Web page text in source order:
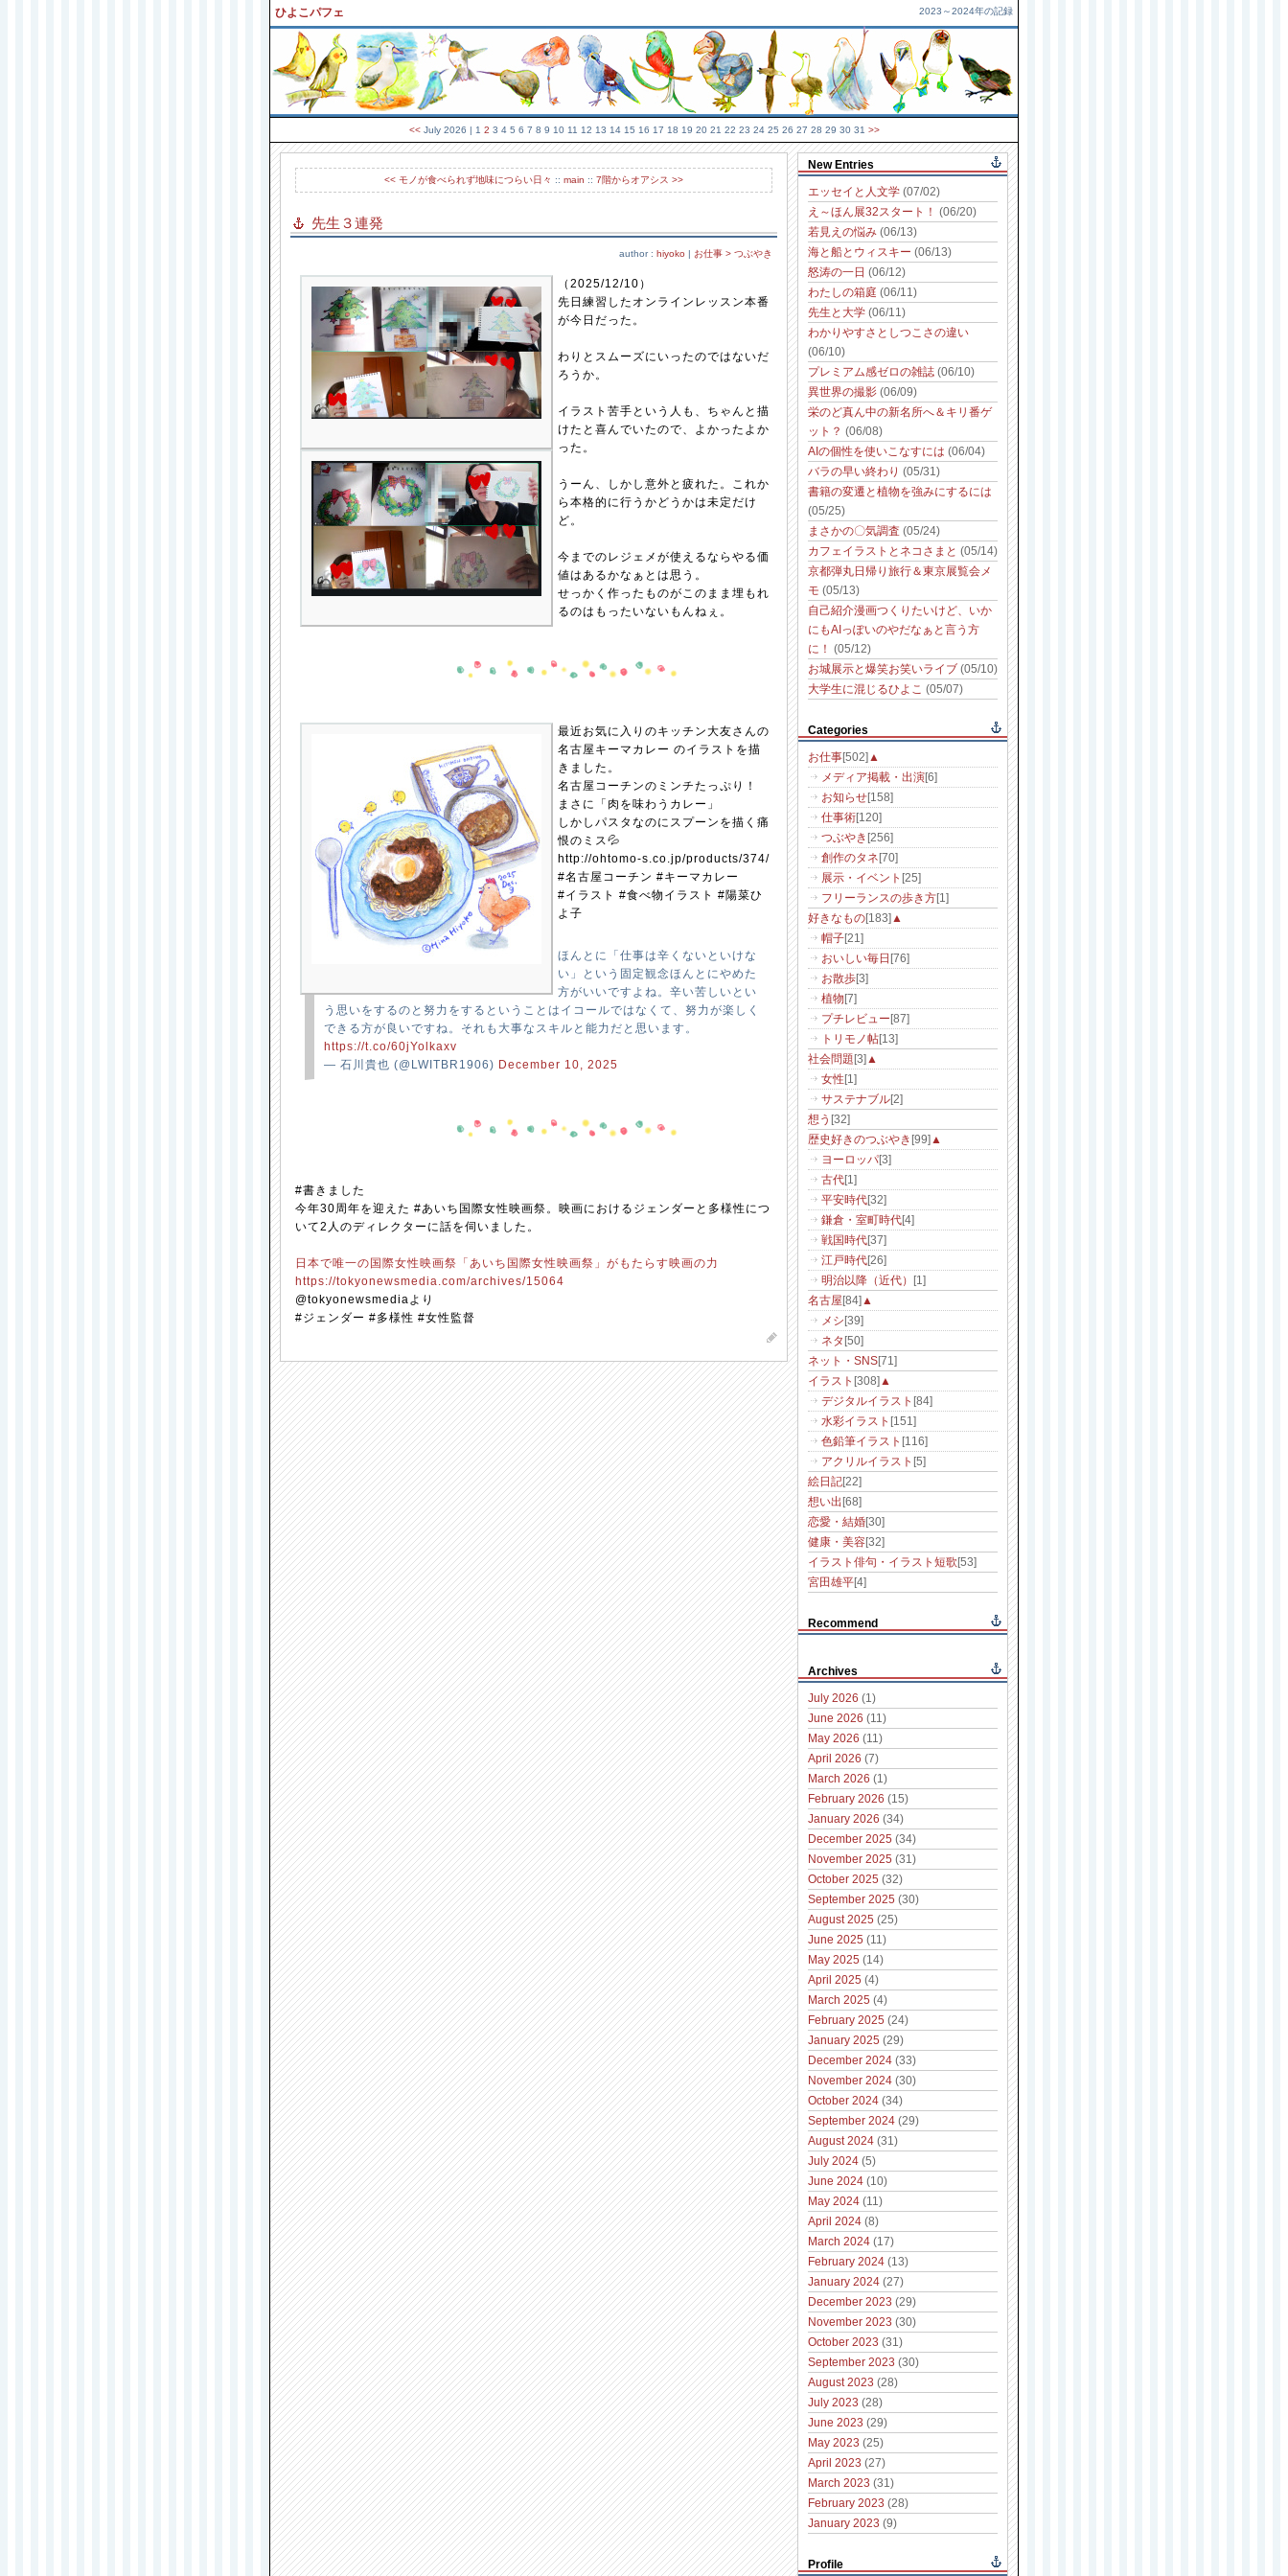
ひよこパフェ 2023～2024年の記録
<< July 2026 | 1 2 3 4 5 6 7 8 9 10 11 12 13 14 15 16 17 18 19 20 21 22 23 24 25 26 27 28 29 30 31 >>
<< モノが食べられず地味につらい日々 :: main :: 7階からオアシス >>
先生３連発
author : hiyoko | お仕事 > つぶやき
（2025/12/10）
先日練習したオンラインレッスン本番
が今日だった。
わりとスムーズにいったのではないだ
ろうか。
イラスト苦手という人も、ちゃんと描
けたと喜んでいたので、よかったよか
った。
うーん、しかし意外と疲れた。これか
ら本格的に行うかどうかは未定だけ
ど。
今までのレジェメが使えるならやる価
値はあるかなぁとは思う。
せっかく作ったものがこのまま埋もれ
るのはもったいないもんねぇ。
最近お気に入りのキッチン大友さんの
名古屋キーマカレー のイラストを描
きました。
名古屋コーチンのミンチたっぷり！
まさに「肉を味わうカレー」
しかしパスタなのにスプーンを描く痛
恨のミス💦
http://ohtomo-s.co.jp/products/374/
#名古屋コーチン #キーマカレー
#イラスト #食べ物イラスト #陽菜ひ
よ子
ほんとに「仕事は辛くないといけな
い」という固定観念ほんとにやめた
方がいいですよね。辛い苦しいとい
う思いをするのと努力をするということはイコールではなくて、努力が楽しく
できる方が良いですね。それも大事なスキルと能力だと思います。
https://t.co/60jYolkaxv
— 石川貴也 (@LWITBR1906) December 10, 2025
#書きました
今年30周年を迎えた #あいち国際女性映画祭。映画におけるジェンダーと多様性につ
いて2人のディレクターに話を伺いました。
日本で唯一の国際女性映画祭「あいち国際女性映画祭」がもたらす映画の力
https://tokyonewsmedia.com/archives/15064
@tokyonewsmediaより
#ジェンダー #多様性 #女性監督
New Entries
エッセイと人文学 (07/02)
え～ほん展32スタート！
(06/20)
若見えの悩み (06/13)
海と船とウィスキー (06/13)
怒涛の一日 (06/12)
わたしの箱庭 (06/11)
先生と大学 (06/11)
わかりやすさとしつこさの違い
(06/10)
プレミアム感ゼロの雑誌 (06/10)
異世界の撮影 (06/09)
栄のど真ん中の新名所へ＆キリ番ゲ
ット？ (06/08)
AIの個性を使いこなすには (06/04)
バラの早い終わり (05/31)
書籍の変遷と植物を強みにするには
(05/25)
まさかの〇気調査 (05/24)
カフェイラストとネコさまと (05/14)
京都弾丸日帰り旅行＆東京展覧会メ
モ (05/13)
自己紹介漫画つくりたいけど、いか
にもAIっぽいのやだなぁと言う方
に！
(05/12)
お城展示と爆笑お笑いライブ (05/10)
大学生に混じるひよこ (05/07)
Categories
お仕事[502] ▲
メディア掲載・出演[6]
お知らせ[158]
仕事術[120]
つぶやき [256]
創作のタネ [70]
展示・イベント [25]
フリーランスの歩き方[1]
好きなもの[183] ▲
帽子[21]
おいしい毎日 [76]
お散歩[3]
植物 [7]
プチレビュー [87]
トリモノ帖[13]
社会問題 [3] ▲
女性 [1]
サステナブル[2]
想う [32]
歴史好きのつぶやき [99] ▲
ヨーロッパ[3]
古代[1]
平安時代[32]
鎌倉・室町時代[4]
戦国時代[37]
江戸時代[26]
明治以降（近代）
[1]
名古屋 [84] ▲
メシ [39]
ネタ [50]
ネット・SNS[71]
イラスト [308] ▲
デジタルイラスト [84]
水彩イラスト [151]
色鉛筆イラスト [116]
アクリルイラスト [5]
絵日記[22]
想い出 [68]
恋愛・結婚[30]
健康・美容[32]
イラスト俳句・イラスト短歌 [53]
宮田雄平[4]
Recommend
Archives
July 2026 (1)
June 2026 (11)
May 2026 (11)
April 2026 (7)
March 2026 (1)
February 2026 (15)
January 2026 (34)
December 2025 (34)
November 2025 (31)
October 2025 (32)
September 2025 (30)
August 2025 (25)
June 2025 (11)
May 2025 (14)
April 2025 (4)
March 2025 (4)
February 2025 (24)
January 2025 (29)
December 2024 (33)
November 2024 (30)
October 2024 (34)
September 2024 (29)
August 2024 (31)
July 2024 (5)
June 2024 (10)
May 2024 (11)
April 2024 (8)
March 2024 (17)
February 2024 (13)
January 2024 (27)
December 2023 (29)
November 2023 (30)
October 2023 (31)
September 2023 (30)
August 2023 (28)
July 2023 (28)
June 2023 (29)
May 2023 (25)
April 2023 (27)
March 2023 (31)
February 2023 (28)
January 2023 (9)
Profile